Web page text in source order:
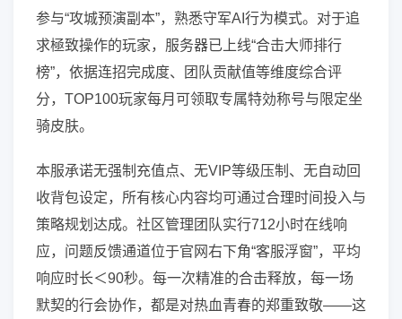
参与“攻城预演副本”，熟悉守军AI行为模式。对于追
求極致操作的玩家，服务器已上线“合击大师排行
榜”，依据连招完成度、团队贡献值等维度综合评
分，TOP100玩家每月可领取专属特効称号与限定坐
骑皮肤。
本服承诺无强制充值点、无VIP等级压制、无自动回
收背包设定，所有核心内容均可通过合理时间投入与
策略规划达成。社区管理团队实行712小时在线响
应，问题反馈通道位于官网右下角“客服浮窗”，平均
响应时长＜90秒。每一次精准的合击释放，每一场
默契的行会协作，都是对热血青春的郑重致敬——这